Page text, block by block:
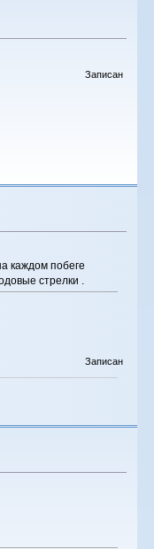
Записан
каждом побеге
стрелки .
Записан